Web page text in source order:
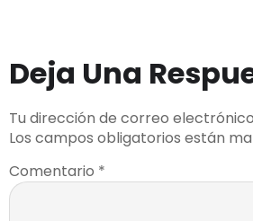
Deja Una
Tu dirección de correo
Los campos obligatorios están
Comentario *